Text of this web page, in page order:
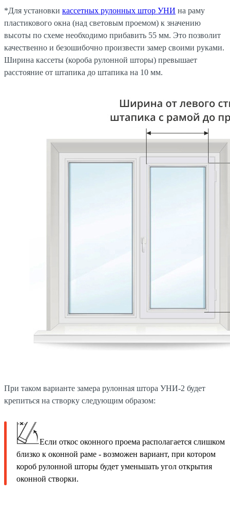
*Для установки кассетных рулонных штор УНИ на раму
пластикового окна (над световым проемом) к значению
высоты по схеме необходимо прибавить 55 мм. Это позволит
качественно и безошибочно произвести замер своими руками.
Ширина кассеты (короба рулонной шторы) превышает
расстояние от штапика до штапика на 10 мм.
При таком варианте замера рулонная штора УНИ-2 будет
крепиться на створку следующим образом:
Если откос оконного проема располагается слишком
близко к оконной раме - возможен вариант, при котором
короб рулонной шторы будет уменьшать угол открытия
оконной створки.